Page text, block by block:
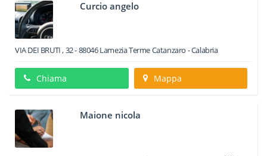
Curcio angelo
VIA DEI BRUTI , 32-88046Lamezia TermeCatanzaro -Calabria
Chiama Mappa
Maione nicola